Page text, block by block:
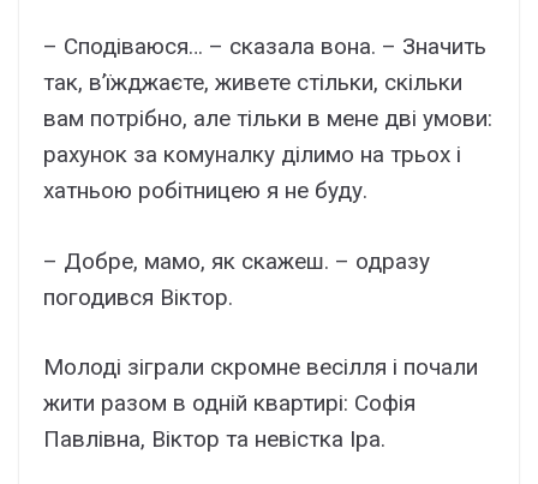
– Сподіваюся… – сказала вона. – Значить
так, в’їжджаєте, живете стільки, скільки
вам потрібно, але тільки в мене дві умови:
рахунок за комуналку ділимо на трьох і
хатньою робітницею я не буду.
– Добре, мамо, як скажеш. – одразу
погодився Віктор.
Молоді зіграли скромне весілля і почали
жити разом в одній квартирі: Софія
Павлівна, Віктор та невістка Іра.